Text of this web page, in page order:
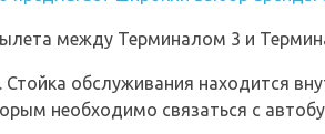
между Терминалом 3 и
обслуживания находится
необходимо связаться с